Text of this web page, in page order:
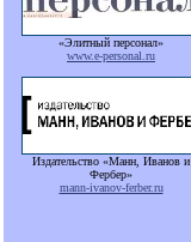
«Элитный персонал»
www.e-personal.ru
Издательство «Манн, Иванов и
Фербер»
mann-ivanov-ferber.ru